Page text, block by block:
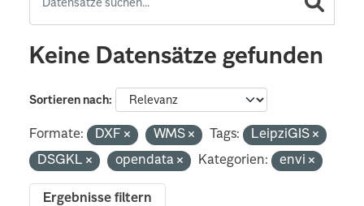
Keine Datensätze gefunden
Sortieren nach
Formate: DXF WMS Tags:
LeipziGIS
DSGKL
opendata Kategorien: envi
Ergebnisse filtern